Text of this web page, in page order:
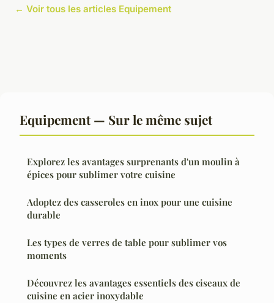
← Voir tous les articles Equipement
Equipement — Sur le même sujet
Explorez les avantages surprenants d'un moulin à
épices pour sublimer votre cuisine
Adoptez des casseroles en inox pour une cuisine
durable
Les types de verres de table pour sublimer vos
moments
Découvrez les avantages essentiels des ciseaux de
cuisine en acier inoxydable